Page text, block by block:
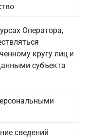
Оператора,
кругу лиц и
субъекта
сведений